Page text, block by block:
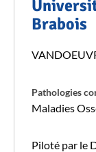
Brabois
Pathologies
Maladies
Piloté par le